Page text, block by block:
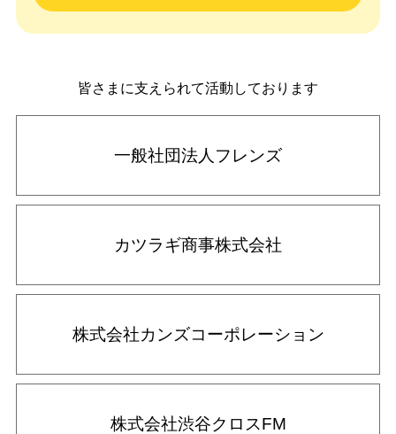
皆さまに支えられて活動しております
一般社団法人フレンズ
カツラギ商事株式会社
株式会社カンズコーポレーション
株式会社渋谷クロスFM